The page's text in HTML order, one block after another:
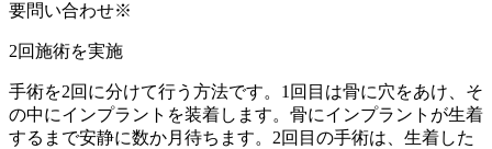
要問い合わせ※
2回施術を実施
手術を2回に分けて行う方法です。1回目は骨に穴をあけ、そ
の中にインプラントを装着します。骨にインプラントが生着
するまで安静に数か月待ちます。2回目の手術は、生着した